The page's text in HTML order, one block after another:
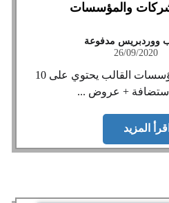
والمؤسسات
ووردبريس مدفوعة
26/09/2020
قالب اسيلا للشركات والمؤسسات القالب يحتوي على 10
+ عروض ...
اقرأ المزيد